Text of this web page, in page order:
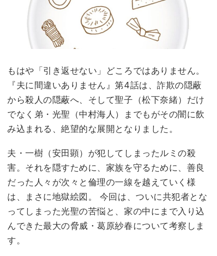
もはや「引き返せない」どころではありません。
『夫に間違いありません』第4話は、詐欺の隠蔽
から殺人の隠蔽へ、そして聖子（松下奈緒）だけ
でなく弟・光聖（中村海人）までもがその闇に飲
み込まれる、絶望的な展開となりました。
夫・一樹（安田顕）が犯してしまったルミの殺
害。それを隠すために、家族を守るために、善良
だった人々が次々と倫理の一線を越えていく様
は、まさに地獄絵図。 今回は、ついに共犯者とな
ってしまった光聖の苦悩と、家の中にまで入り込
んできた最大の脅威・葛原紗春について考察しま
す。